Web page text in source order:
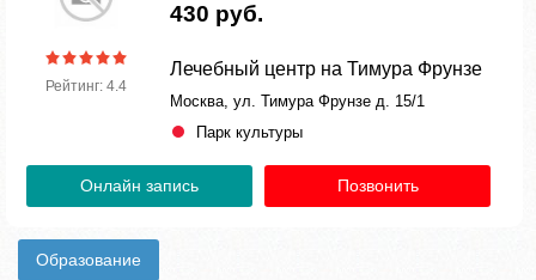
Рейтинг: 4.4
430 руб.
Лечебный центр на Тимура Фрунзе
Москва, ул. Тимура Фрунзе д. 15/1
Парк культуры
Онлайн запись Позвонить
Образование